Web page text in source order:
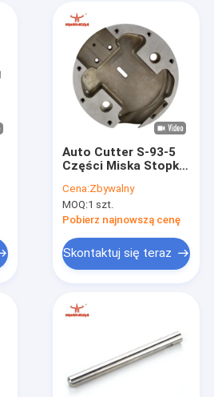
cięcia
M88 MH8
VT7000
Auto Cutter S-93-5
Części Miska Stopka
Części zamienne do
noża GT5200 S5200
Cena:Zbywalny
MOQ:1 szt.
Pobierz najnowszą cenę
Skontaktuj się teraz